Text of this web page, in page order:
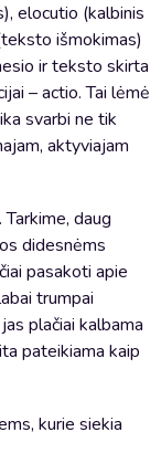
elocutio (kalbinis
išmokimas)
ir teksto skirta
– actio. Tai lėmė
svarbi ne tik
aktyviajam
daug
didesnėms
pasakoti apie
trumpai
plačiai kalbama
pateikiama kaip
kurie siekia